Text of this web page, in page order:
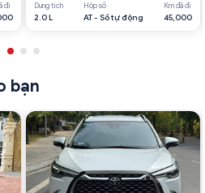
đi Dung tích
2.0 L
Hộp số
AT - Số tự động
Km đã đi
45,000
bạn